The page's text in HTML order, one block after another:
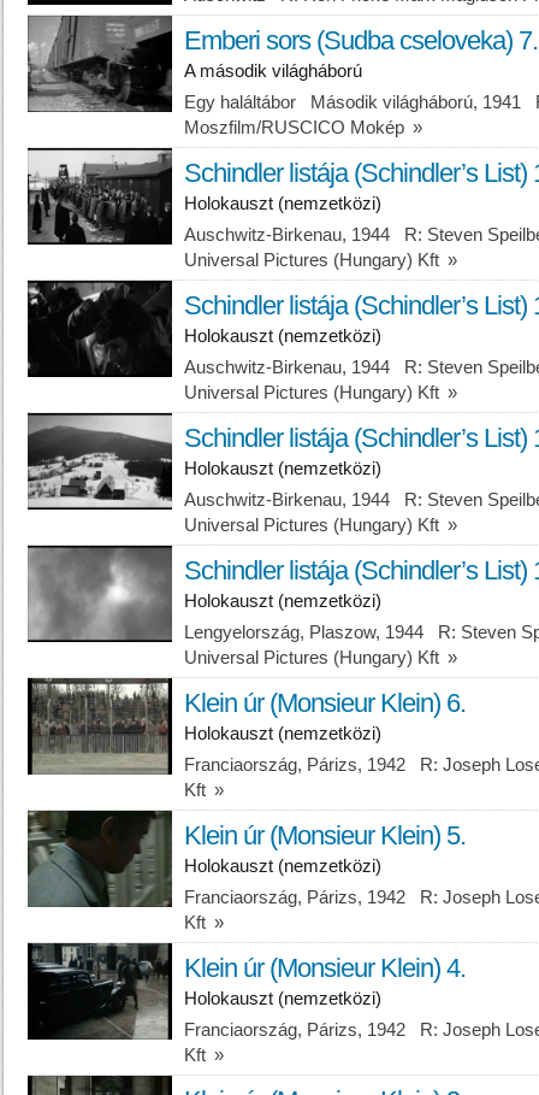
Emberi sors (Sudba cseloveka) 7.
A második világháború
Egy haláltábor Második világháború, 1941
Moszfilm/RUSCICO Mokép »
Schindler listája (Schindler’s List)
Holokauszt (nemzetközi)
Auschwitz-Birkenau, 1944 R: Steven
Universal Pictures (Hungary) Kft »
Schindler listája (Schindler’s List)
Holokauszt (nemzetközi)
Auschwitz-Birkenau, 1944 R: Steven
Universal Pictures (Hungary) Kft »
Schindler listája (Schindler’s List)
Holokauszt (nemzetközi)
Auschwitz-Birkenau, 1944 R: Steven
Universal Pictures (Hungary) Kft »
Schindler listája (Schindler’s List)
Holokauszt (nemzetközi)
Lengyelország, Plaszow, 1944 R: Steven
Universal Pictures (Hungary) Kft »
Klein úr (Monsieur Klein) 6.
Holokauszt (nemzetközi)
Franciaország, Párizs, 1942 R: Joseph
Kft »
Klein úr (Monsieur Klein) 5.
Holokauszt (nemzetközi)
Franciaország, Párizs, 1942 R: Joseph
Kft »
Klein úr (Monsieur Klein) 4.
Holokauszt (nemzetközi)
Franciaország, Párizs, 1942 R: Joseph
Kft »